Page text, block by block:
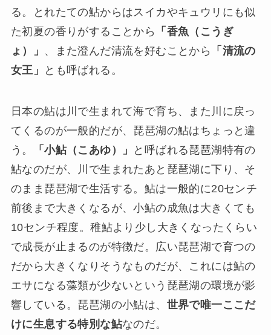
る。とれたての鮎からはスイカやキュウリにも似
た初夏の香りがすることから
「香魚（こうぎ
ょ）」 、また澄んだ清流を好むことから
「清流の
女王」
とも呼ばれる。
日本の鮎は川で生まれて海で育ち、また川に戻っ
てくるのが一般的だが、琵琶湖の鮎はちょっと違
う。
「小鮎（こあゆ）」
と呼ばれる琵琶湖特有の
鮎なのだが、川で生まれたあと琵琶湖に下り、そ
のまま琵琶湖で生活する。鮎は一般的に20センチ
前後まで大きくなるが、小鮎の成魚は大きくても
10センチ程度。稚鮎より少し大きくなったくらい
で成長が止まるのが特徴だ。広い琵琶湖で育つの
だから大きくなりそうなものだが、これには鮎の
エサになる藻類が少ないという琵琶湖の環境が影
響している。琵琶湖の小鮎は、 世界で唯一ここだ
けに生息する特別な鮎なのだ。